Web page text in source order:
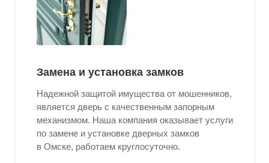
Замена и установка замков
Надежной защитой имущества от мошенников,
является дверь с качественным запорным
механизмом. Наша компания оказывает услуги
по замене и установке дверных замков
в Омске, работаем круглосуточно.